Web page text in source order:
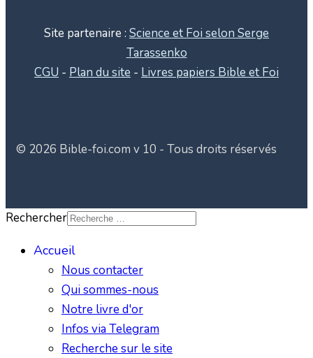
Site partenaire : Science et Foi selon Serge
Tarassenko
CGU - Plan du site - Livres papiers Bible et Foi
© 2026 Bible-foi.com v 10 - Tous droits réservés
Rechercher
Accueil
Nous contacter
Qui sommes-nous
Notre livre d'or
Infos via Telegram
Recherche sur le site